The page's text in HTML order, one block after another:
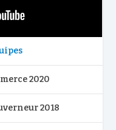
2020
2018